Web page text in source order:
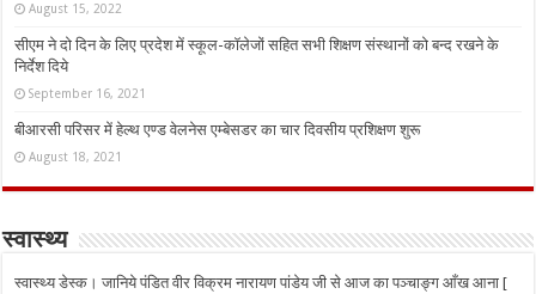
August 15, 2022
सीएम ने दो दिन के लिए प्रदेश में स्कूल-कॉलेजों सहित सभी शिक्षण संस्थानों को बन्द रखने के
निर्देश दिये
September 16, 2021
बीआरसी परिसर में हेल्थ एण्ड वेलनेस एम्बेसडर का चार दिवसीय प्रशिक्षण शुरू
August 18, 2021
स्वास्थ्य
स्वास्थ्य डेस्क। जानिये पंडित वीर विक्रम नारायण पांडेय जी से आज का पञ्चाङ्ग आँख आना [